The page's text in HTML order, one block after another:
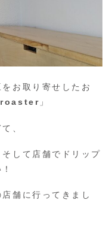
お取り寄せしたお
」
、
して店舗でドリップ
舗に行ってきまし